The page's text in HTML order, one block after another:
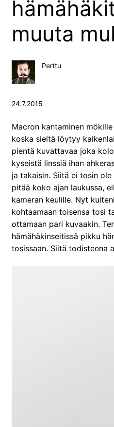
muuta
Perttu
24.7.2015
Macron kantaminen
koska sieltä löytyy
pientä kuvattavaa joka
kyseistä linssiä ihan
ja takaisin. Siitä ei tosin
pitää koko ajan laukussa,
kameran keulille. Nyt
kohtaamaan toisensa tosi
ottamaan pari kuvaakin.
hämähäkinseitissä pikku
tosissaan. Siitä todisteena